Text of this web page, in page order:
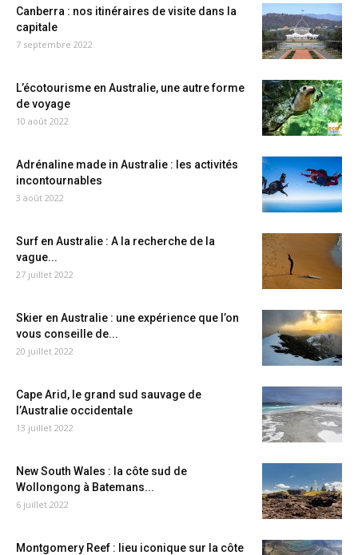
Canberra : nos itinéraires de visite dans la
capitale
7 septembre 2022
L’écotourisme en Australie, une autre forme
de voyage
10 août 2022
Adrénaline made in Australie : les activités
incontournables
3 août 2022
Surf en Australie : A la recherche de la
vague...
27 juillet 2022
Skier en Australie : une expérience que l’on
vous conseille de...
20 juillet 2022
Cape Arid, le grand sud sauvage de
l’Australie occidentale
13 juillet 2022
New South Wales : la côte sud de
Wollongong à Batemans...
6 juillet 2022
Montgomery Reef : lieu iconique sur la côte